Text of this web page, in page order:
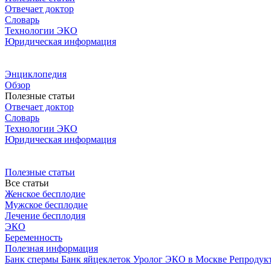
Отвечает доктор
Словарь
Технологии ЭКО
Юридическая информация
Энциклопедия
Обзор
Полезные статьи
Отвечает доктор
Словарь
Технологии ЭКО
Юридическая информация
Полезные статьи
Все статьи
Женское бесплодие
Мужское бесплодие
Лечение бесплодия
ЭКО
Беременность
Полезная информация
Банк спермы Банк яйцеклеток Уролог ЭКО в Москве